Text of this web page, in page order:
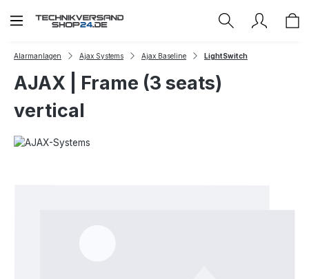
Zum Hauptinhalt springen
Alarmanlagen Ajax Systems Ajax Baseline LightSwitch
AJAX | Frame (3 seats)
vertical